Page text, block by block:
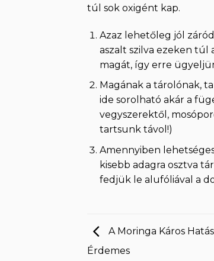
túl sok oxigént kap.
Azaz lehetőleg jól
aszalt szilva ezeken túl
magát, így erre
Magának a tárolónak,
ide sorolható akár a
vegyszerektől,
tartsunk távol!)
Amennyiben
kisebb adagra osztva
fedjük le alufóliával a
A Moringa Káros
Érdemes